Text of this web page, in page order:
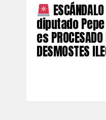
diputado
es PROCESADO
DESMOSTES